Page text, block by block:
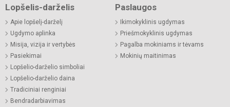
Lopšelis-darželis
Apie lopšelį-darželį
Ugdymo aplinka
Misija, vizija ir vertybės
Pasiekimai
Lopšelio-darželio simboliai
Lopšelio-darželio daina
Tradiciniai renginiai
Bendradarbiavimas
Paslaugos
Ikimokyklinis ugdymas
Priešmokyklinis ugdymas
Pagalba mokiniams ir tėvams
Mokinių maitinimas